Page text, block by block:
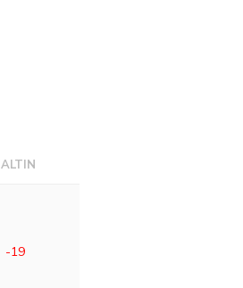
ALTIN
-19